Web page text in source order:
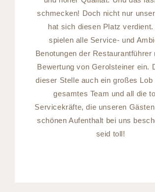
schmecken! Doch nicht nur
hat sich diesen Platz verdient.
spielen alle Service- und
Benotungen der Restaurantführer
Bewertung von Gerolsteiner ein.
dieser Stelle auch ein großes Lob
gesamtes Team und all die
Servicekräfte, die unseren
schönen Aufenthalt bei uns
seid toll!